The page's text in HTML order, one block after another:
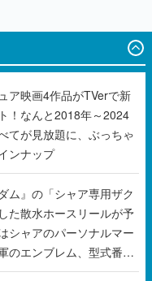
ア映画4作品がTVerで新
！なんと2018年～2024
てが見放題に、ぶっちゃ
ンナップ
ム』の「シャア専用ザク
た散水ホースリールが予
シャアのパーソナルマー
のエンブレム、型式番号